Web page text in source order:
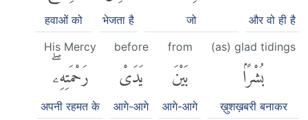
और वो ही है
जो
भेजता है
हवाओं को
(as) glad tidings
بُشْرًۢا
ख़ुशख़बरी बनाकर
from
بَيْنَ
आगे-आगे
before
يَدَىْ
आगे-आगे
His Mercy
رَحْمَتِهِۦۖ
अपनी रहमत के